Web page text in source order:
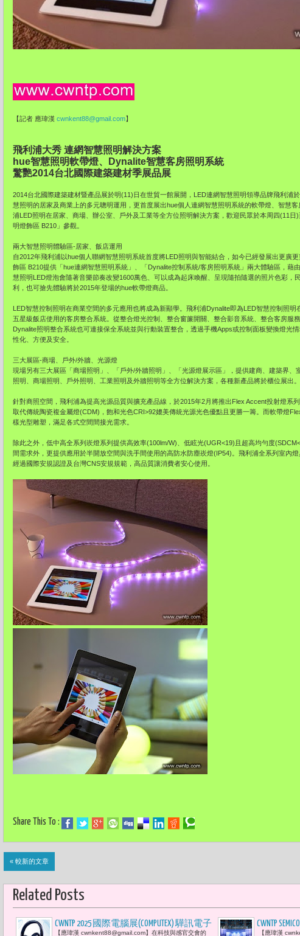
【記者 應瑋漢 cwnkent88@gmail.com】
飛利浦大秀 連網智慧照明解決方案
hue智慧照明軟帶燈、Dynalite智慧客房照明系統
驚艷2014台北國際建築建材季展品展
2014台北國際建築建材暨產品展於明(11)日在世貿一館展開，LED連網智慧照明領導品牌飛利浦
慧照明的居家及商業上的多元聰明運用，更首度展出hue個人連網智慧照明系統的軟帶燈、智慧
浦LED照明在居家、商場、辦公室、戶外及工業等全方位照明解決方案，歡迎民眾於本周四(11
明燈飾區 B210」參觀。
兩大智慧照明體驗區-居家、飯店運用
自2012年飛利浦以hue個人聯網智慧照明系統首度將LED照明與智能結合，如今已經發展出更廣
飾區 B210提供「hue連網智慧照明系統」、「Dynalite控制系統/客房照明系統」兩大體驗區，藉
慧照明LED燈泡會隨著音樂節奏改變1600萬色、可以成為起床喚醒、呈現隨拍隨選的照片色彩，
利，也可搶先體驗將於2015年登場的hue軟帶燈商品。
LED智慧控制照明在商業空間的多元應用也將成為新顯學。飛利浦Dynalite即為LED智慧控制照
五星級飯店使用的客房整合系統。從整合燈光控制、整合窗簾開關、整合影音系統、整合客房服
Dynalite照明整合系統也可連接保全系統並與行動裝置整合，透過手機Apps或控制面板變換燈光
性化、方便及安全。
三大展區-商場、戶外/外牆、光源燈
現場另有三大展區「商場照明」、「戶外/外牆照明」、「光源燈展示區」，提供建商、建築界、
照明、商場照明、戶外照明、工業照明及外牆照明等全方位解決方案，各種新產品將於櫃位展出。
針對商照空間，飛利浦為提高光源品質與擴充產品線，於2015年2月將推出Flex Accent投射燈系
取代傳統陶瓷複金屬燈(CDM)，飽和光色CRI>92媲美傳統光源光色優點且更勝一籌。而軟帶燈
樣光型雕塑，滿足各式空間間接光需求。
除此之外，低中高全系列崁燈系列提供高效率(100lm/W)、低眩光(UGR<19)且超高均勻度
間需求外，更提供應用於半開放空間與洗手間使用的高防水防塵崁燈(IP54)。飛利浦全系列室內
經過國際安規認證及台灣CNS安規規範，高品質讓消費者安心使用。
Share This To :
« 較新的文章
Related Posts
CWNTP 2025 國際電腦展(COMPUTEX) 驊訊電子
【應瑋漢 cwnkent88@gmail.com】在科技與感官交會的
CWNTP
【應瑋漢